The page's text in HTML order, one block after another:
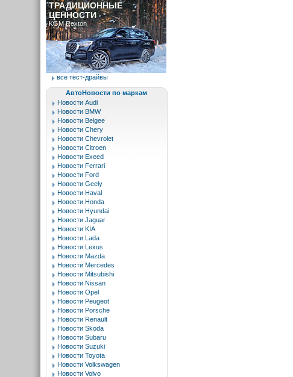
ТРАДИЦИОННЫЕ
ЦЕННОСТИ
KGM Rexton
все тест-драйвы
АвтоНовости по маркам
Новости Audi
Новости BMW
Новости Belgee
Новости Chery
Новости Chevrolet
Новости Citroen
Новости Exeed
Новости Ferrari
Новости Ford
Новости Geely
Новости Haval
Новости Honda
Новости Hyundai
Новости Jaguar
Новости KIA
Новости Lada
Новости Lexus
Новости Mazda
Новости Mercedes
Новости Mitsubishi
Новости Nissan
Новости Opel
Новости Peugeot
Новости Porsche
Новости Renault
Новости Skoda
Новости Subaru
Новости Suzuki
Новости Toyota
Новости Volkswagen
Новости Volvo